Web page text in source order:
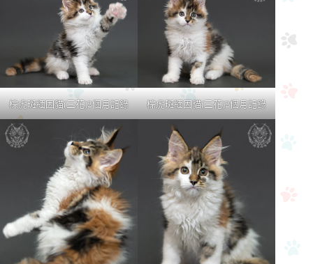
棕虎斑緬因貓(三花)2個月記錄 棕虎斑緬因貓(三花)2個月記錄